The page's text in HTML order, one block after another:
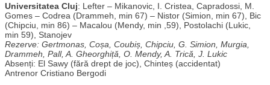
Universitatea Cluj: Lefter – Mikanovic, I. Cristea, Capradossi, M.
Gomes – Codrea (Drammeh, min 67) – Nistor (Simion, min 67), Bic
(Chipciu, min 86) – Macalou (Mendy, min ,59), Postolachi (Lukic,
min 59), Stanojev
Rezerve: Gertmonas, Coșa, Coubiș, Chipciu, G. Simion, Murgia,
Drammeh, Pall, A. Gheorghiță, O. Mendy, A. Trică, J. Lukic
Absenți: El Sawy (fără drept de joc), Chinteș (accidentat)
Antrenor Cristiano Bergodi